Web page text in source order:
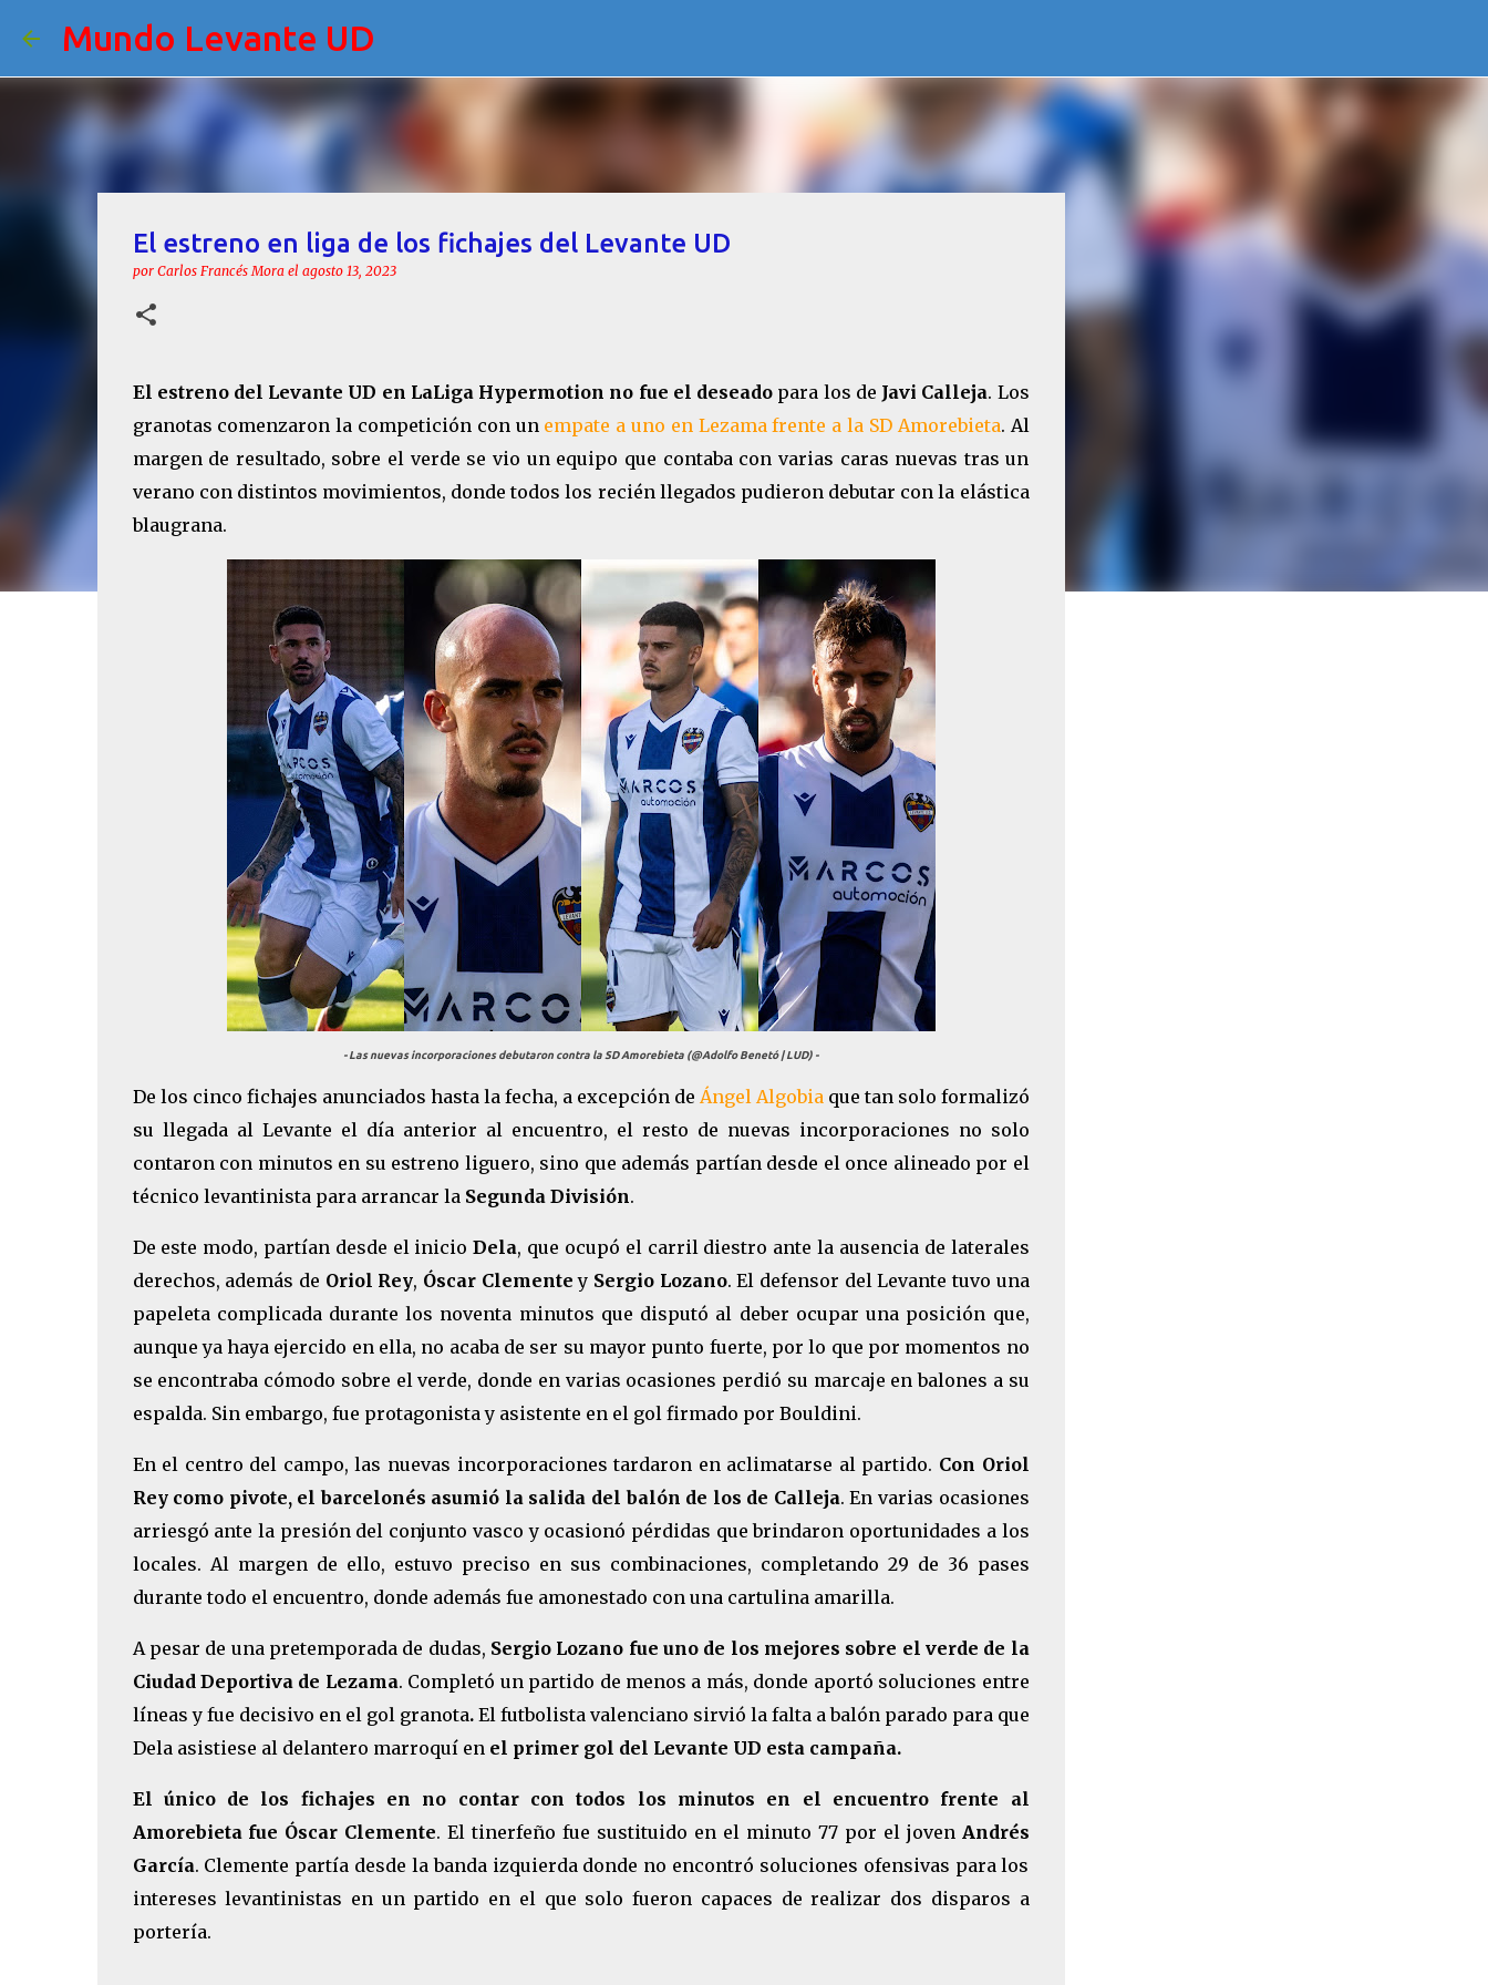
Mundo Levante UD
El estreno en liga de los fichajes del Levante UD
por Carlos Francés Mora el agosto 13, 2023
El estreno del Levante UD en LaLiga Hypermotion no fue el deseado para los de Javi Calleja. Los
granotas comenzaron la competición con un empate a uno en Lezama frente a la SD Amorebieta. Al
margen de resultado, sobre el verde se vio un equipo que contaba con varias caras nuevas tras un
verano con distintos movimientos, donde todos los recién llegados pudieron debutar con la elástica
blaugrana.
- Las nuevas incorporaciones debutaron contra la SD Amorebieta (@Adolfo Benetó | LUD) -
De los cinco fichajes anunciados hasta la fecha, a excepción de Ángel Algobiaque tan solo formalizó
su llegada al Levante el día anterior al encuentro, el resto de nuevas incorporaciones no solo
contaron con minutos en su estreno liguero, sino que además partían desde el once alineado por el
técnico levantinista para arrancar la Segunda División.
De este modo, partían desde el inicioDela, que ocupó el carril diestro ante la ausencia de laterales
derechos, además de Oriol Rey, Óscar Clemente y Sergio Lozano. El defensor del Levante tuvo una
papeleta complicada durante los noventa minutos que disputó al deber ocupar una posición que,
aunque ya haya ejercido en ella, no acaba de ser su mayor punto fuerte, por lo que por momentos no
se encontraba cómodo sobre el verde, donde en varias ocasiones perdió su marcaje en balones a su
espalda. Sin embargo, fue protagonista y asistente en el gol firmado por Bouldini.
En el centro del campo, las nuevas incorporaciones tardaron en aclimatarse al partido. Con Oriol
Rey como pivote, el barcelonés asumió la salida del balón de los de Calleja. En varias ocasiones
arriesgó ante la presión del conjunto vasco y ocasionó pérdidas que brindaron oportunidades a los
locales. Al margen de ello, estuvo preciso en sus combinaciones, completando 29 de 36 pases
durante todo el encuentro, donde además fue amonestado con una cartulina amarilla.
A pesar de una pretemporada de dudas, Sergio Lozano fue uno de los mejores sobre el verde de la
Ciudad Deportiva de Lezama. Completó un partido de menos a más, donde aportó soluciones entre
líneas y fue decisivo en el gol granota. El futbolista valenciano sirvió la falta a balón parado para que
Dela asistiese al delantero marroquí en el primer gol del Levante UD esta campaña.
El único de los fichajes en no contar con todos los minutos en el encuentro frente al
Amorebieta fue Óscar Clemente. El tinerfeño fue sustituido en el minuto 77 por el joven Andrés
García. Clemente partía desde la banda izquierda donde no encontró soluciones ofensivas para los
intereses levantinistas en un partido en el que solo fueron capaces de realizar dos disparos a
portería.